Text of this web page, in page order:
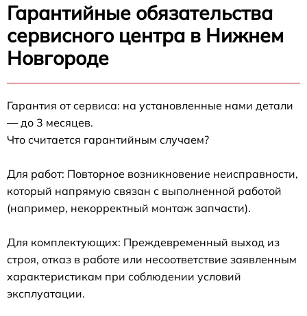
Гарантийные обязательства
сервисного центра в Нижнем
Новгороде
Гарантия от сервиса: на установленные нами детали
— до 3 месяцев.
Что считается гарантийным случаем?
Для работ: Повторное возникновение неисправности,
который напрямую связан с выполненной работой
(например, некорректный монтаж запчасти).
Для комплектующих: Преждевременный выход из
строя, отказ в работе или несоответствие заявленным
характеристикам при соблюдении условий
эксплуатации.